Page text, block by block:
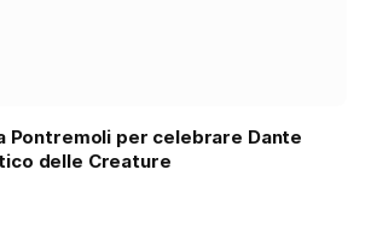
Pontremoli per celebrare Dante
delle Creature